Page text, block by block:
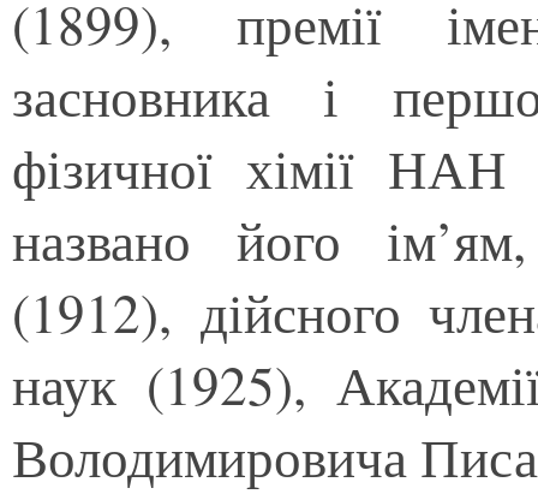
(1899), премії
засновника і
фізичної хімії
названо його
(1912), дійсного
наук (1925),
Володимировича